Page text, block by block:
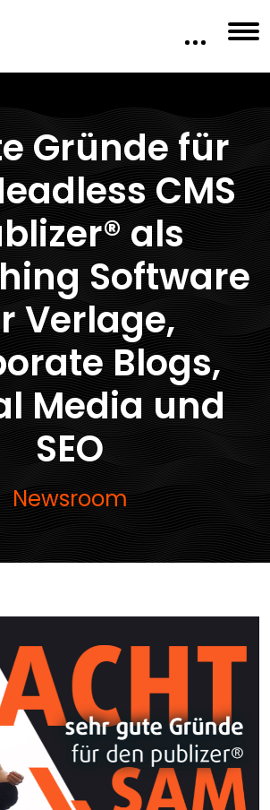
Gründe für
CMS
als
Software
Verlage,
Blogs,
Media und
SEO
Newsroom